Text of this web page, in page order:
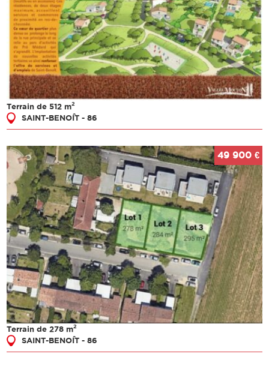
Terrain de 512 m2
SAINT-BENOÎT - 86
Terrain de 278 m2
SAINT-BENOÎT - 86
49 900 €